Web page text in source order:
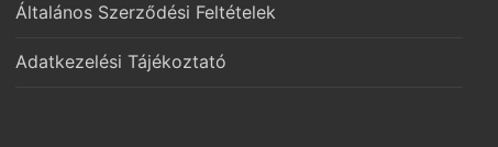
Általános Szerződési Feltételek
Adatkezelési Tájékoztató